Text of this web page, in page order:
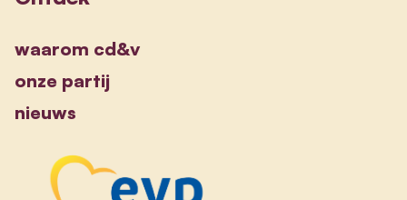
waarom cd&v
onze partij
nieuws